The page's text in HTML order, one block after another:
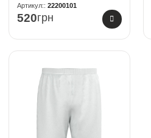
22200101
520грн